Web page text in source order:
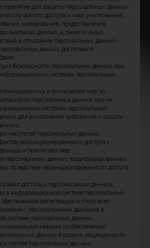
принятие для защиты персональных данных
случайного доступа к ним, уничтожения,
копирования, предоставления,
данных, а также от иных
в отношении персональных данных.
данных достигается,
безопасности персональных данных при
системах персональных
и технических мер по
персональных данных при их
системах персональных
для выполнения требований к защите
носителей персональных данных;
несанкционированного доступа к
и принятием мер;
персональных данных, модифицированных
вследствие несанкционированного доступа
доступа к персональным данным,
в информационной системе персональных
регистрации и учета всех
с персональными данными в
системе персональных данных;
мерами по обеспечению
данных и уровня защищенности
систем персональных данных;